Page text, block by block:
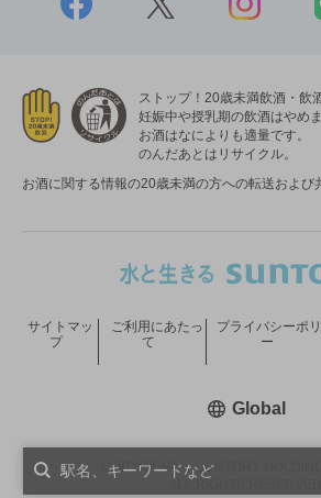
ストップ！20歳未満飲酒・飲
妊娠中や授乳期の飲酒はやめま
お酒はなによりも適量です。
のんだあとはリサイクル。
お酒に関する情報の20歳未満の方への転送および
COPYRIGHT © SUNTORY
サイトマッ
プ
ご利用にあたっ
て
プライバシーポ
ー
Global新